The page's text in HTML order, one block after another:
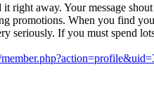
right away. Your message
promotions. When you find
seriously. If you must spend